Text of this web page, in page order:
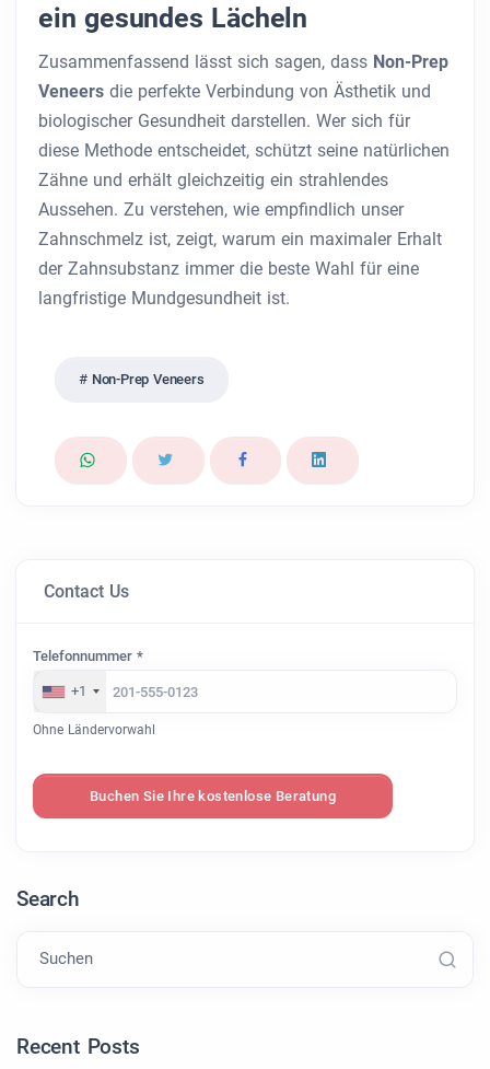
ein gesundes Lächeln
Zusammenfassend lässt sich sagen, dass Non-Prep
Veneers die perfekte Verbindung von Ästhetik und
biologischer Gesundheit darstellen. Wer sich für
diese Methode entscheidet, schützt seine natürlichen
Zähne und erhält gleichzeitig ein strahlendes
Aussehen. Zu verstehen, wie empfindlich unser
Zahnschmelz ist, zeigt, warum ein maximaler Erhalt
der Zahnsubstanz immer die beste Wahl für eine
langfristige Mundgesundheit ist.
Non-Prep Veneers
Contact Us
Telefonnummer *
+1
Ohne Ländervorwahl
Buchen Sie Ihre kostenlose Beratung
Search
Suchen
Recent Posts